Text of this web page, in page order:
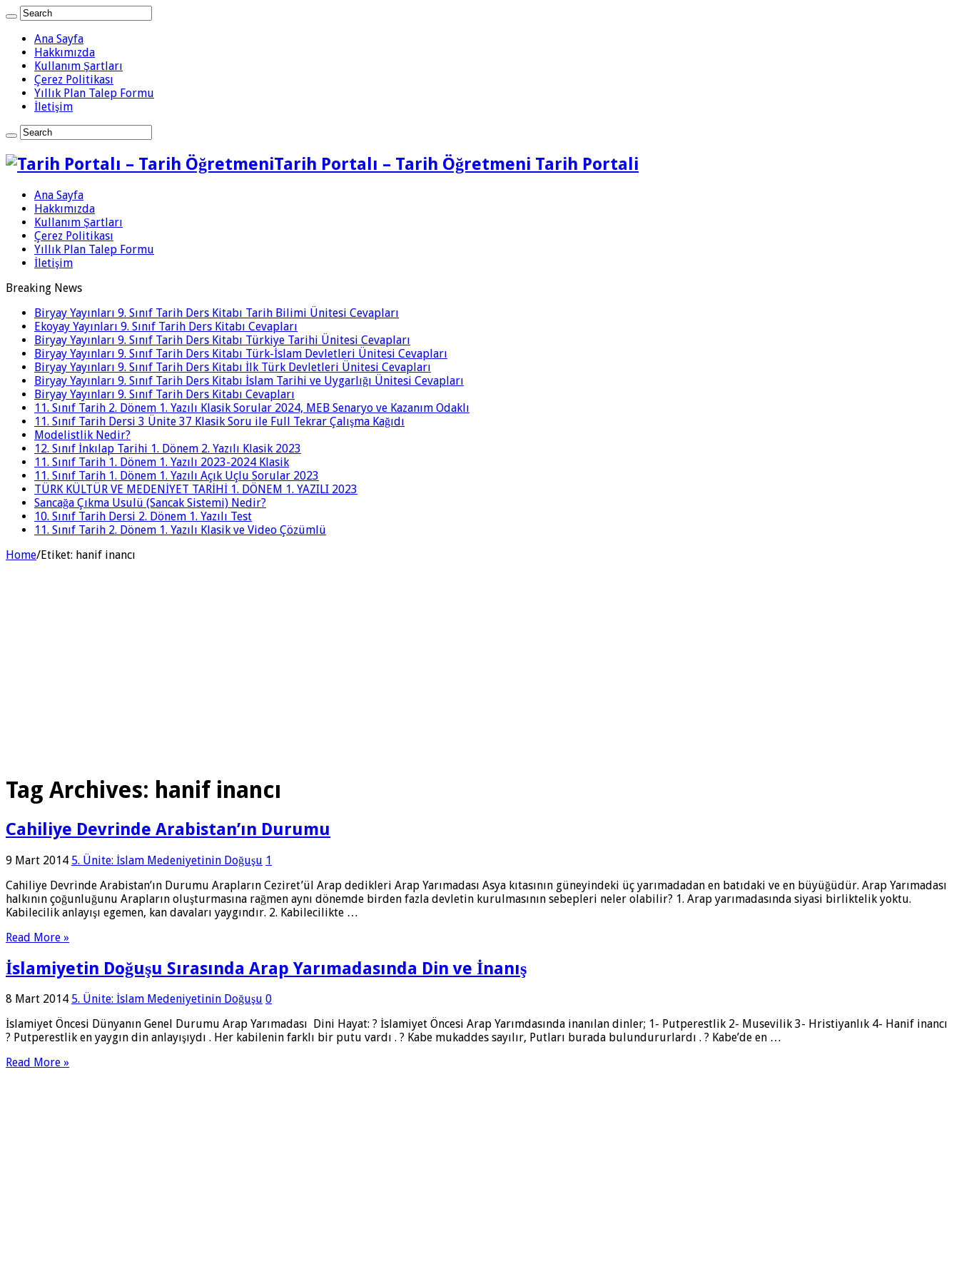
Ana Sayfa
Hakkımızda
Kullanım Şartları
Çerez Politikası
Yıllık Plan Talep Formu
İletişim
Tarih Portalı – Tarih Öğretmeni Tarih Portali
Ana Sayfa
Hakkımızda
Kullanım Şartları
Çerez Politikası
Yıllık Plan Talep Formu
İletişim
Breaking News
Biryay Yayınları 9. Sınıf Tarih Ders Kitabı Tarih Bilimi Ünitesi Cevapları
Ekoyay Yayınları 9. Sınıf Tarih Ders Kitabı Cevapları
Biryay Yayınları 9. Sınıf Tarih Ders Kitabı Türkiye Tarihi Ünitesi Cevapları
Biryay Yayınları 9. Sınıf Tarih Ders Kitabı Türk-İslam Devletleri Ünitesi Cevapları
Biryay Yayınları 9. Sınıf Tarih Ders Kitabı İlk Türk Devletleri Ünitesi Cevapları
Biryay Yayınları 9. Sınıf Tarih Ders Kitabı İslam Tarihi ve Uygarlığı Ünitesi Cevapları
Biryay Yayınları 9. Sınıf Tarih Ders Kitabı Cevapları
11. Sınıf Tarih 2. Dönem 1. Yazılı Klasik Sorular 2024, MEB Senaryo ve Kazanım Odaklı
11. Sınıf Tarih Dersi 3 Ünite 37 Klasik Soru ile Full Tekrar Çalışma Kağıdı
Modelistlik Nedir?
12. Sınıf İnkılap Tarihi 1. Dönem 2. Yazılı Klasik 2023
11. Sınıf Tarih 1. Dönem 1. Yazılı 2023-2024 Klasik
11. Sınıf Tarih 1. Dönem 1. Yazılı Açık Uçlu Sorular 2023
TÜRK KÜLTÜR VE MEDENİYET TARİHİ 1. DÖNEM 1. YAZILI 2023
Sancağa Çıkma Usulü (Sancak Sistemi) Nedir?
10. Sınıf Tarih Dersi 2. Dönem 1. Yazılı Test
11. Sınıf Tarih 2. Dönem 1. Yazılı Klasik ve Video Çözümlü
Home/Etiket: hanif inancı
Tag Archives: hanif inancı
Cahiliye Devrinde Arabistan’ın Durumu
9 Mart 2014 5. Ünite: İslam Medeniyetinin Doğuşu 1
Cahiliye Devrinde Arabistan’ın Durumu Arapların Ceziret’ül Arap dedikleri Arap Yarımadası Asya kıtasının güneyindeki üç yarımadadan en batıdaki ve en büyüğüdür. Arap Yarımadası
halkının çoğunluğunu Arapların oluşturmasına rağmen aynı dönemde birden fazla devletin kurulmasının sebepleri neler olabilir? 1. Arap yarımadasında siyasi birliktelik yoktu.
Kabilecilik anlayışı egemen, kan davaları yaygındır. 2. Kabilecilikte …
Read More »
İslamiyetin Doğuşu Sırasında Arap Yarımadasında Din ve İnanış
8 Mart 2014 5. Ünite: İslam Medeniyetinin Doğuşu 0
İslamiyet Öncesi Dünyanın Genel Durumu Arap Yarımadası Dini Hayat: ? İslamiyet Öncesi Arap Yarımdasında inanılan dinler; 1- Putperestlik 2- Musevilik 3- Hristiyanlık 4- Hanif inancı
? Putperestlik en yaygın din anlayışıydı . Her kabilenin farklı bir putu vardı . ? Kabe mukaddes sayılır, Putları burada bulundururlardı . ? Kabe’de en …
Read More »